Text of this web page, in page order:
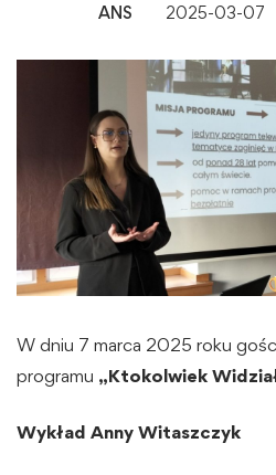
ANS 2025-03-07
W dniu 7 marca 2025 roku
programu „Ktokolwiek
Wykład Anny Witaszczyk